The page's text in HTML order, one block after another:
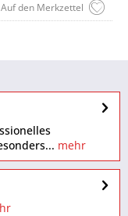
Auf den Merkzettel
mehr